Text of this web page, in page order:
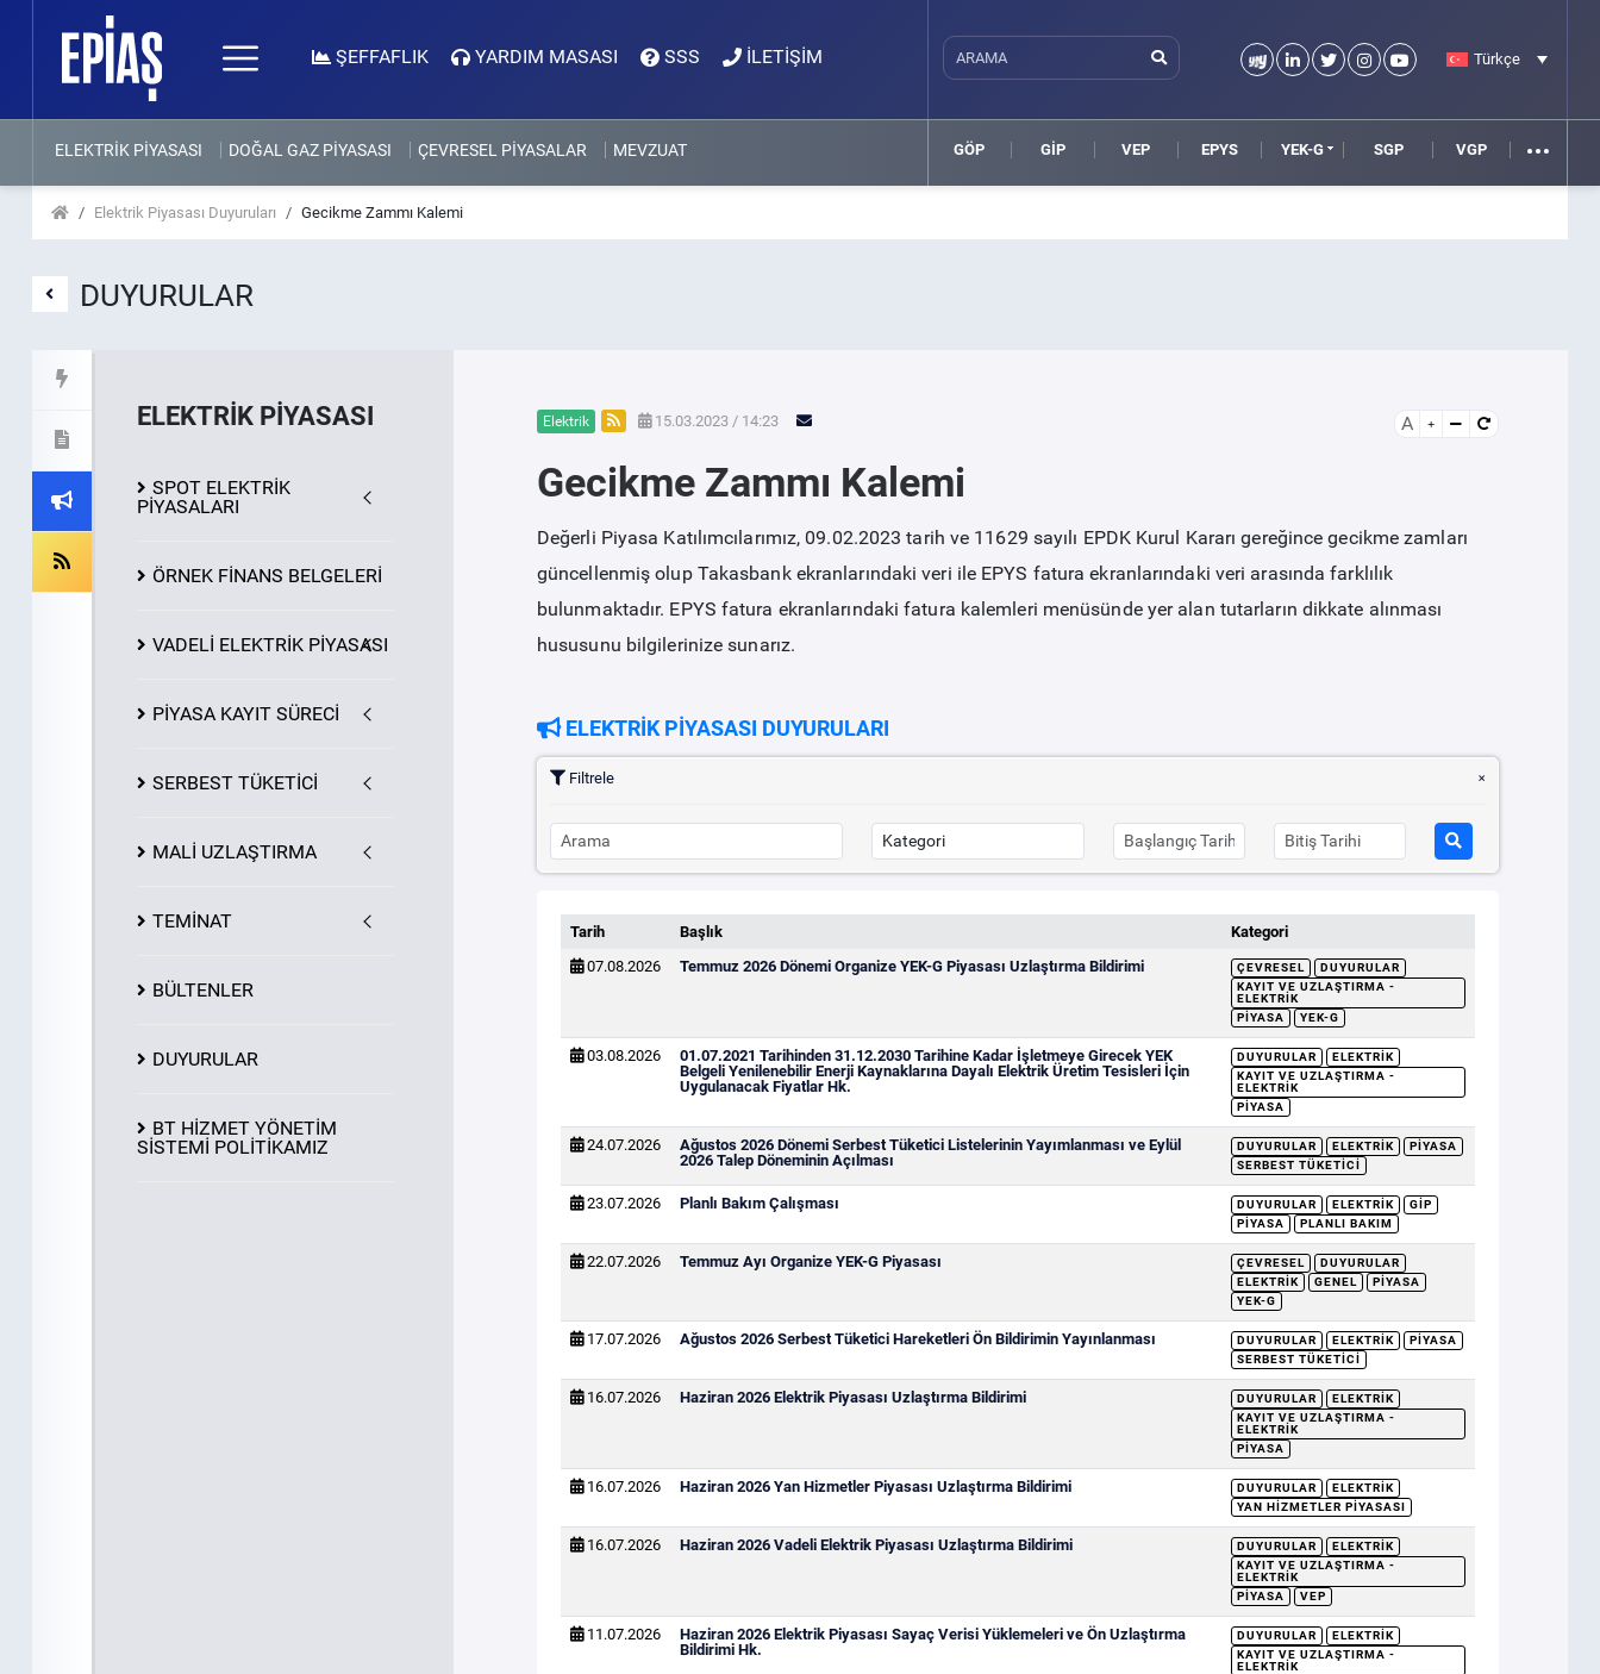
ŞEFFAFLIK YARDIM MASASI SSS İLETİŞİM Türkçe
ELEKTRİK PİYASASI DOĞAL GAZ PİYASASI ÇEVRESEL PİYASALAR MEVZUAT GÖP GİP VEP EPYS YEK-G SGP VGP
Elektrik Piyasası Duyuruları Gecikme Zammı Kalemi
DUYURULAR
ELEKTRİK PİYASASI
SPOT ELEKTRİK
PİYASALARI
ÖRNEK FİNANS BELGELERİ
VADELİ ELEKTRİK PİYASASI
PİYASAKAYIT SÜRECİ
SERBEST TÜKETİCİ
MALİ UZLAŞTIRMA
TEMİNAT
BÜLTENLER
DUYURULAR
BT HİZMET YÖNETİM
SİSTEMİ POLİTİKAMIZ
Elektrik 15.03.2023 / 14:23 A
Gecikme Zammı Kalemi
Değerli Piyasa Katılımcılarımız, 09.02.2023 tarih ve 11629 sayılı EPDK Kurul Kararı gereğince gecikme zamları
güncellenmiş olup Takasbank ekranlarındaki veri ile EPYS fatura ekranlarındaki veri arasında farklılık
bulunmaktadır. EPYS fatura ekranlarındaki fatura kalemleri menüsünde yer alan tutarların dikkate alınması
hususunu bilgilerinize sunarız.
ELEKTRİK PİYASASI DUYURULARI
Filtrele
Tarih Başlık
Kategori
07.08.2026
Temmuz 2026 Dönemi Organize YEK-G Piyasası Uzlaştırma Bildirimi ÇEVRESEL
DUYURULAR
KAYIT VE UZLAŞTIRMA -
ELEKTRIK
PIYASA
YEK-G
03.08.2026
01.07.2021 Tarihinden 31.12.2030 Tarihine Kadar İşletmeye Girecek YEK
Belgeli Yenilenebilir Enerji Kaynaklarına Dayalı Elektrik Üretim Tesisleri İçin
Uygulanacak Fiyatlar Hk.
DUYURULAR
ELEKTRIK
KAYIT VE UZLAŞTIRMA -
ELEKTRIK
PIYASA
24.07.2026
Ağustos 2026 Dönemi Serbest Tüketici Listelerinin Yayımlanması ve Eylül
2026 Talep Döneminin Açılması
DUYURULAR ELEKTRIK
PIYASA
SERBEST TÜKETICI
23.07.2026 Planlı Bakım Çalışması DUYURULAR ELEKTRIK
GİP
PIYASA
PLANLI BAKIM
22.07.2026 Temmuz Ayı Organize YEK-G Piyasası ÇEVRESEL
DUYURULAR
ELEKTRIK
GENEL
PIYASA
YEK-G
17.07.2026 Ağustos 2026 Serbest Tüketici Hareketleri Ön Bildirimin Yayınlanması DUYURULAR ELEKTRIK
PIYASA
SERBEST TÜKETICI
16.07.2026 Haziran 2026 Elektrik Piyasası Uzlaştırma Bildirimi DUYURULAR
ELEKTRIK
KAYIT VE UZLAŞTIRMA -
ELEKTRIK
PIYASA
16.07.2026 Haziran 2026 Yan Hizmetler Piyasası Uzlaştırma Bildirimi DUYURULAR
ELEKTRIK
YAN HIZMETLER PIYASASI
16.07.2026 Haziran 2026 Vadeli Elektrik Piyasası Uzlaştırma Bildirimi DUYURULAR
ELEKTRIK
KAYIT VE UZLAŞTIRMA -
ELEKTRIK
PIYASA
VEP
11.07.2026
Haziran 2026 Elektrik Piyasası Sayaç Verisi Yüklemeleri ve Ön Uzlaştırma
Bildirimi Hk.
DUYURULAR
ELEKTRIK
KAYIT VE UZLAŞTIRMA -
ELEKTRIK